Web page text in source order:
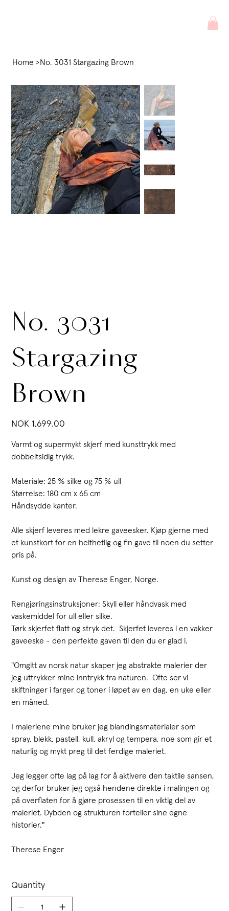
Home >No. 3031 Stargazing Brown
No. 3031
Stargazing
Brown
NOK 1,699.00
Varmt og supermykt skjerf med kunsttrykk med
dobbeltsidig trykk.
Materiale: 25 % silke og 75 % ull
Størrelse: 180 cm x 65 cm
Håndsydde kanter.
Alle skjerf leveres med lekre gaveesker. Kjøp gjerne med
et kunstkort for en helthetlig og fin gave til noen du setter
pris på.
Kunst og design av Therese Enger, Norge.
Rengjøringsinstruksjoner: Skyll eller håndvask med
vaskemiddel for ull eller silke.
Tørk skjerfet flatt og stryk det. Skjerfet leveres i en vakker
gaveeske - den perfekte gaven til den du er glad i.
"Omgitt av norsk natur skaper jeg abstrakte malerier der
jeg uttrykker mine inntrykk fra naturen. Ofte ser vi
skiftninger i farger og toner i løpet av en dag, en uke eller
en måned.
I maleriene mine bruker jeg blandingsmaterialer som
spray, blekk, pastell, kull, akryl og tempera, noe som gir et
naturlig og mykt preg til det ferdige maleriet.
Jeg legger ofte lag på lag for å aktivere den taktile sansen,
og derfor bruker jeg også hendene direkte i malingen og
på overflaten for å gjøre prosessen til en viktig del av
maleriet. Dybden og strukturen forteller sine egne
historier."
Therese Enger
Quantity